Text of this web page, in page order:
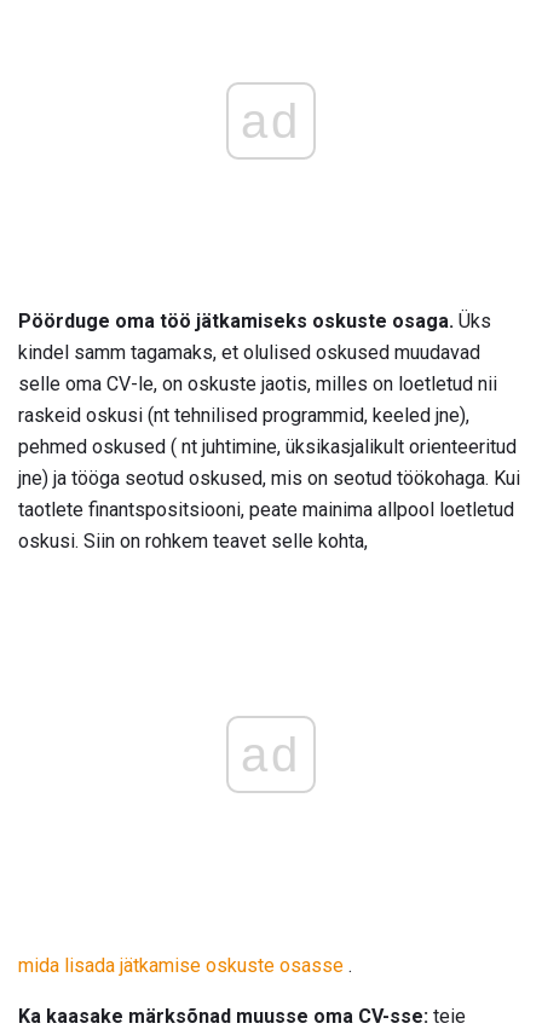
ad
Pöörduge oma töö jätkamiseks oskuste osaga. Üks
kindel samm tagamaks, et olulised oskused muudavad
selle oma CV-le, on oskuste jaotis, milles on loetletud nii
raskeid oskusi (nt tehnilised programmid, keeled jne),
pehmed oskused ( nt juhtimine, üksikasjalikult orienteeritud
jne) ja tööga seotud oskused, mis on seotud töökohaga. Kui
taotlete finantspositsiooni, peate mainima allpool loetletud
oskusi. Siin on rohkem teavet selle kohta,
ad
mida lisada jätkamise oskuste osasse .
Ka kaasake märksõnad muusse oma CV-sse: teie